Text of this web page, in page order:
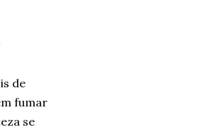
de
fumar
se